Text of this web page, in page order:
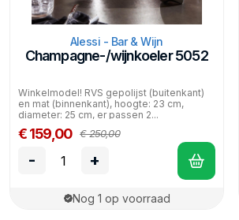
Alessi - Bar & Wijn
Champagne-/wijnkoeler 5052
Winkelmodel! RVS gepolijst (buitenkant)
en mat (binnenkant), hoogte: 23 cm,
diameter: 25 cm, er passen 2...
€ 159,00 € 250,00
- +
Nog 1 op voorraad